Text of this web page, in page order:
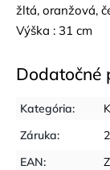
žltá, oranžová,
Výška : 31 cm
Dodatočné
Kategória:
Záruka:
EAN: